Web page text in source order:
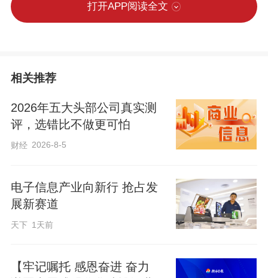
打开APP阅读全文
相关推荐
2026年五大头部公司真实测
评，选错比不做更可怕
财经 2026-8-5
电子信息产业向新行 抢占发
展新赛道
天下 1天前
【牢记嘱托 感恩奋进 奋力